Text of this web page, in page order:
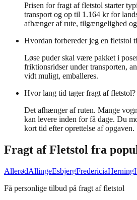
Prisen for fragt af fletstol starter
transport og op til 1.164 kr for
afhænger af rute, tilgængelighed
Hvordan forbereder jeg en fletstol
Løse puder skal være pakket i
friktionsridser under transporten,
vidt muligt, emballeres.
Hvor lang tid tager fragt af fletstol?
Det afhænger af ruten. Mange
kan levere inden for få dage. Du
kort tid efter oprettelse af opgaven.
Fragt afFletstol fra
AllerødAllingeEsbjergFredericiaHerning
Få personlige tilbud på fragt af fletstol